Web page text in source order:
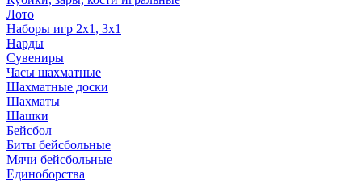
Лото
Наборы игр 2х1, 3х1
Нарды
Сувениры
Часы шахматные
Шахматные доски
Шахматы
Шашки
Бейсбол
Биты бейсбольные
Мячи бейсбольные
Единоборства